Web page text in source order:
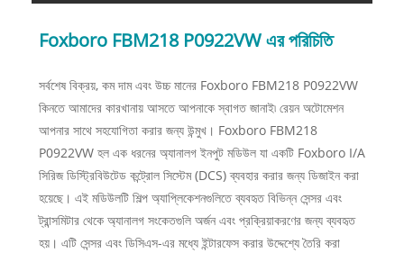
Foxboro FBM218 P0922VW এর পরিচিতি
সর্বশেষ বিক্রয়, কম দাম এবং উচ্চ মানের Foxboro FBM218 P0922VW
কিনতে আমাদের কারখানায় আসতে আপনাকে স্বাগত জানাই৷ রেয়ন অটোমেশন
আপনার সাথে সহযোগিতা করার জন্য উন্মুখ। Foxboro FBM218
P0922VW হল এক ধরনের অ্যানালগ ইনপুট মডিউল যা একটি Foxboro I/A
সিরিজ ডিস্ট্রিবিউটেড কন্ট্রোল সিস্টেম (DCS) ব্যবহার করার জন্য ডিজাইন করা
হয়েছে। এই মডিউলটি শিল্প অ্যাপ্লিকেশনগুলিতে ব্যবহৃত বিভিন্ন সেন্সর এবং
ট্রান্সমিটার থেকে অ্যানালগ সংকেতগুলি অর্জন এবং প্রক্রিয়াকরণের জন্য ব্যবহৃত
হয়। এটি সেন্সর এবং ডিসিএস-এর মধ্যে ইন্টারফেস করার উদ্দেশ্যে তৈরি করা